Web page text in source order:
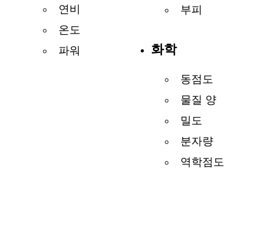
연비
온도
파워
부피
화학
동점도
물질 양
밀도
분자량
역학점도